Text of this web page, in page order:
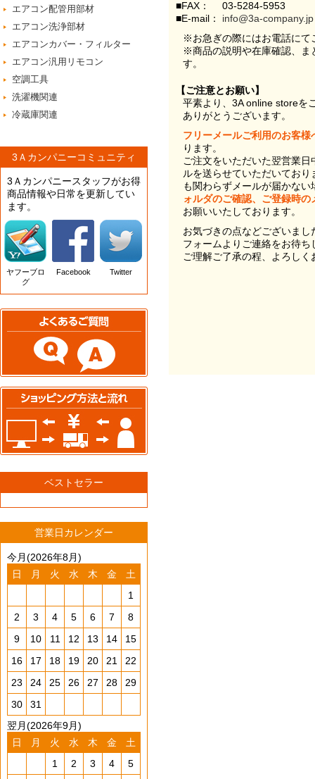
エアコン配管用部材
エアコン洗浄部材
エアコンカバー・フィルター
エアコン汎用リモコン
空調工具
洗濯機関連
冷蔵庫関連
3Ａカンパニーコミュニティ
3Ａカンパニースタッフがお得
商品情報や日常を更新してい
ます。
ヤフーブロ
グ
Facebook Twitter
ベストセラー
営業日カレンダー
今月(2026年8月)
日
月 火 水 木 金
土
1
2
3 4 5 6 7
8
9
10 11 12 13 14
15
16
17 18 19 20 21
22
23
24 25 26 27 28
29
30
31
翌月(2026年9月)
日
月 火 水 木 金
土
1
2 3 4
5
■FAX：
03-5284-5953
■E-mail：
info@3a-company.jp
※お急ぎの際にはお電話にて
※商品の説明や在庫確認、ま
す。
【ご注意とお願い】
平素より、3A online storeを
ありがとうございます。
フリーメールご利用のお客様
ります。
ご注文をいただいた翌営業
ルを送らせていただいてお
も関わらずメールが届かない
ォルダのご確認、ご登録時
お願いいたしております。
お気づきの点などございま
フォームよりご連絡をお待ち
ご理解ご了承の程、よろし